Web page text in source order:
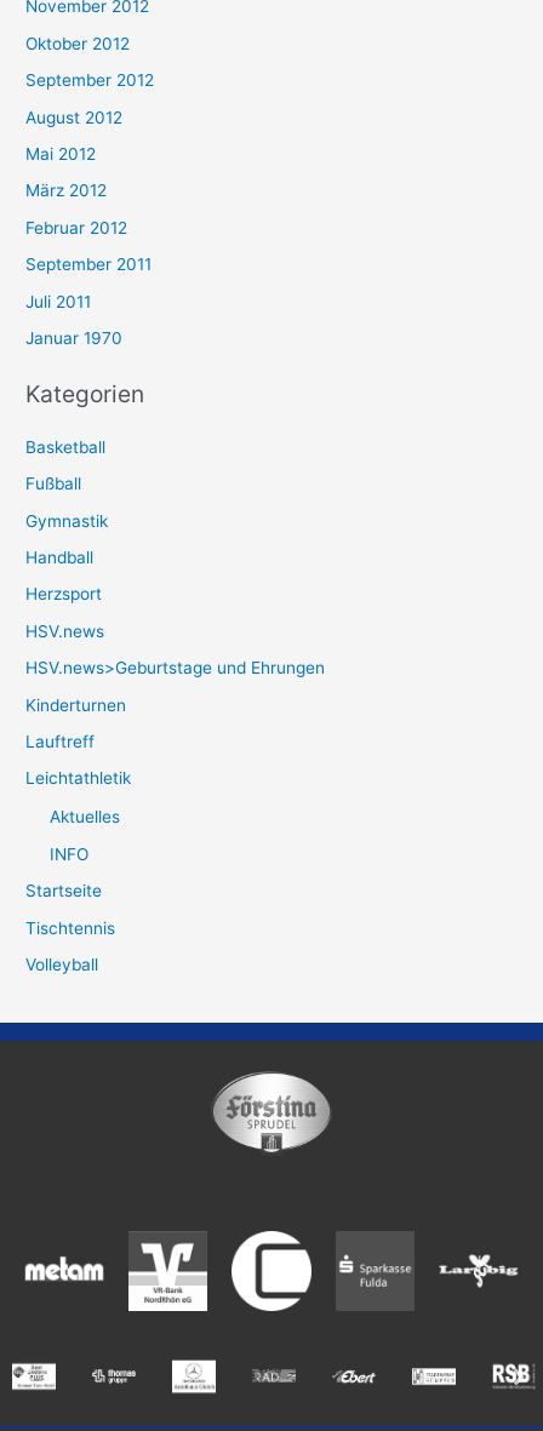
November 2012
Oktober 2012
September 2012
August 2012
Mai 2012
März 2012
Februar 2012
September 2011
Juli 2011
Januar 1970
Kategorien
Basketball
Fußball
Gymnastik
Handball
Herzsport
HSV.news
HSV.news>Geburtstage und Ehrungen
Kinderturnen
Lauftreff
Leichtathletik
Aktuelles
INFO
Startseite
Tischtennis
Volleyball